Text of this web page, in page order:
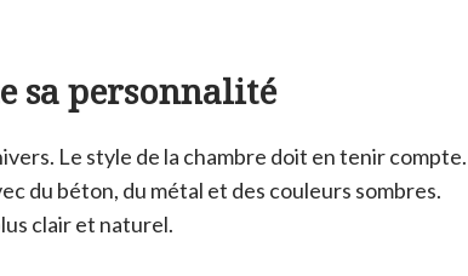
sa personnalité
Le style de la chambre doit en tenir compte.
du béton, du métal et des couleurs sombres.
clair et naturel.